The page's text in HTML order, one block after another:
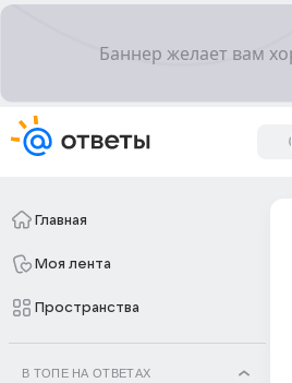
Главная
Моя лента
Пространства
В ТОПЕ НА ОТВЕТАХ